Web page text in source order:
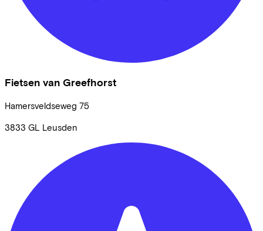
Fietsen van Greefhorst
Hamersveldseweg 75
3833 GL Leusden